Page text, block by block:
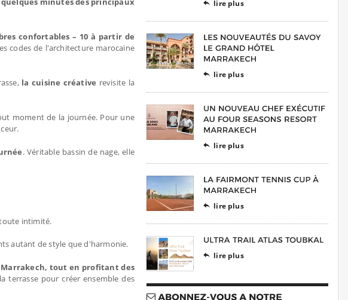
confortables – 10 à partir de
codes de l'architecture marocaine
la cuisine créative revisite la
moment de la journée. Pour une
. Véritable bassin de nage, elle
intimité.
autant de style que d'harmonie.
Marrakech, tout en profitant des
terrasse pour créer ensemble des
 lire plus
 lire plus
 lire plus
 lire plus
 lire plus